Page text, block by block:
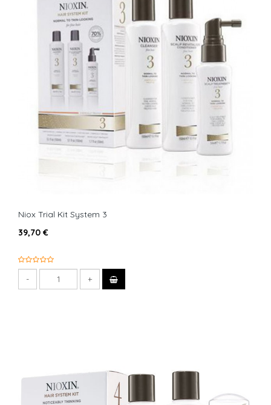
Niox Trial Kit System 3
39,70 €